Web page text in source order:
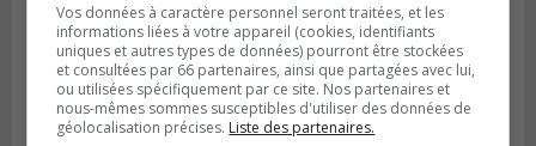
Vos données à caractère personnel seront traitées, et les
informations liées à votre appareil (cookies, identifiants
uniques et autres types de données) pourront être stockées
et consultées par 66 partenaires, ainsi que partagées avec lui,
ou utilisées spécifiquement par ce site. Nos partenaires et
nous-mêmes sommes susceptibles d'utiliser des données de
géolocalisation précises. Liste des partenaires.